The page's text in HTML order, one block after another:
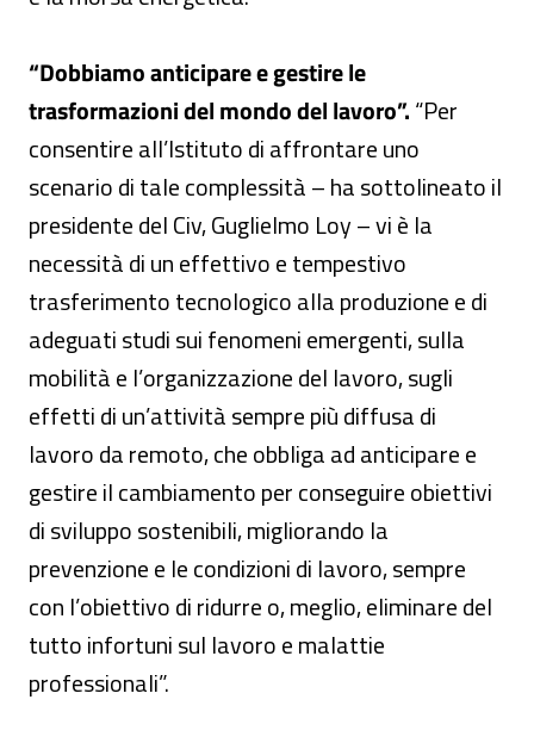
“Dobbiamo anticipare e gestire le
trasformazioni del mondo del lavoro”.“Per
consentire all’Istituto di affrontare uno
scenario di tale complessità – ha sottolineato il
presidente del Civ, Guglielmo Loy – vi è la
necessità di un effettivo e tempestivo
trasferimento tecnologico alla produzione e di
adeguati studi sui fenomeni emergenti, sulla
mobilità e l’organizzazione del lavoro, sugli
effetti di un’attività sempre più diffusa di
lavoro da remoto, che obbliga ad anticipare e
gestire il cambiamento per conseguire obiettivi
di sviluppo sostenibili, migliorando la
prevenzione e le condizioni di lavoro, sempre
con l’obiettivo di ridurre o, meglio, eliminare del
tutto infortuni sul lavoro e malattie
professionali”.